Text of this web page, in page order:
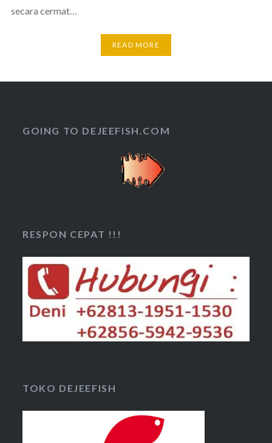
secara cermat…
READ MORE
GOING TO DEJEEFISH.COM
RESPON CEPAT !!!
TOKO DEJEEFISH